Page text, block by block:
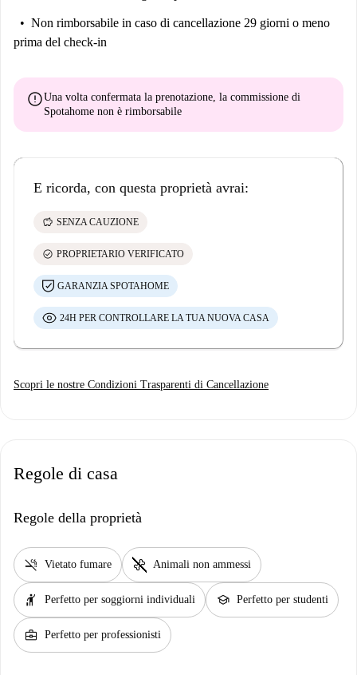
Non rimborsabile in caso di cancellazione 29 giorni o meno
prima del check-in
errorUna volta confermata la prenotazione, la commissione di
Spotahome non è rimborsabile
E ricorda, con questa proprietà avrai:
savings SENZA CAUZIONE
check_circle PROPRIETARIO VERIFICATO
GARANZIA SPOTAHOME
24H PER CONTROLLARE LA TUA NUOVA CASA
Scopri le nostre Condizioni Trasparenti di Cancellazione
Regole di casa
Regole della proprietà
smoke_free Vietato fumare pet_supplies Animali non ammessi
hail Perfetto per soggiorni individuali school Perfetto per studenti
business_center Perfetto per professionisti